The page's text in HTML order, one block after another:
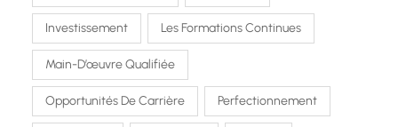
Investissement Les Formations Continues
Main-D’œuvre Qualifiée
Opportunités De Carrière Perfectionnement